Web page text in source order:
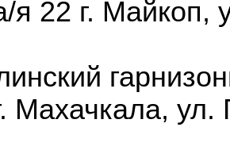
я 22 г. Майкоп,
Махачкала,